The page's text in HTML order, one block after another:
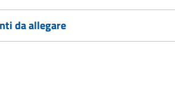
da allegare